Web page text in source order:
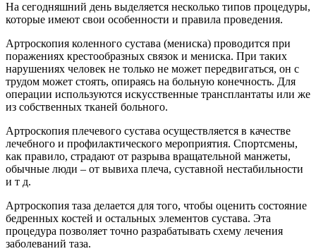
На сегодняшний день выделяется несколько типов процедуры,
которые имеют свои особенности и правила проведения.
Артроскопия коленного сустава (мениска) проводится при
поражениях крестообразных связок и мениска. При таких
нарушениях человек не только не может передвигаться, он с
трудом может стоять, опираясь на больную конечность. Для
операции используются искусственные трансплантаты или же
из собственных тканей больного.
Артроскопия плечевого сустава осуществляется в качестве
лечебного и профилактического мероприятия. Спортсмены,
как правило, страдают от разрыва вращательной манжеты,
обычные люди – от вывиха плеча, суставной нестабильности
и т д.
Артроскопия таза делается для того, чтобы оценить состояние
бедренных костей и остальных элементов сустава. Эта
процедура позволяет точно разрабатывать схему лечения
заболеваний таза.